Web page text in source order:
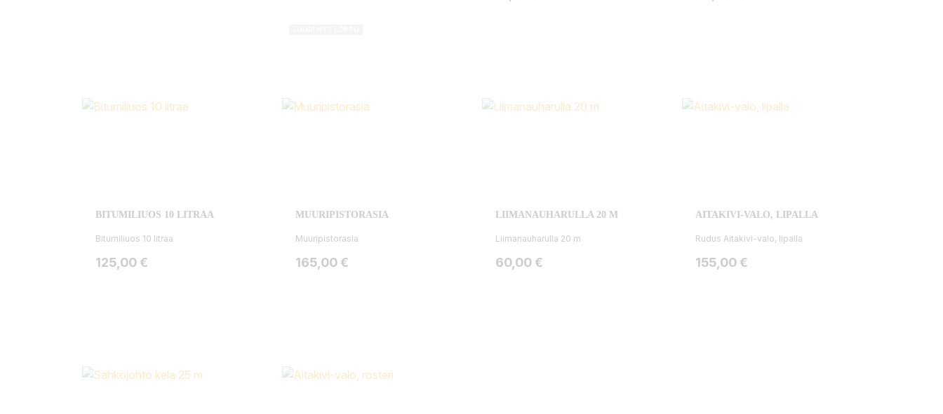
BITUMILIUOS 10 LITRAA
Bitumiliuos 10 litraa
Hinta
125,00 €
MUURIPISTORASIA
Muuripistorasia
Hinta
165,00 €
LIIMANAUHARULLA 20 M
Liimanauharulla 20 m
Hinta
60,00 €
AITAKIVI-VALO, LIPALLA
Rudus Aitakivi-valo, lipalla
Hinta
155,00 €